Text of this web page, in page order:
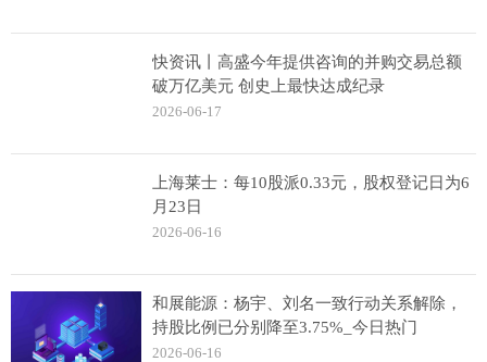
快资讯丨高盛今年提供咨询的并购交易总额
破万亿美元 创史上最快达成纪录
2026-06-17
上海莱士：每10股派0.33元，股权登记日为6
月23日
2026-06-16
和展能源：杨宇、刘名一致行动关系解除，
持股比例已分别降至3.75%_今日热门
2026-06-16